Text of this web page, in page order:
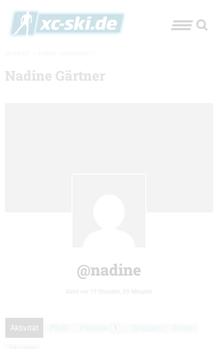
Nadine Gärtner
@nadine
Aktiv vor 19 Stunden, 39 Minuten
Aktivität 1